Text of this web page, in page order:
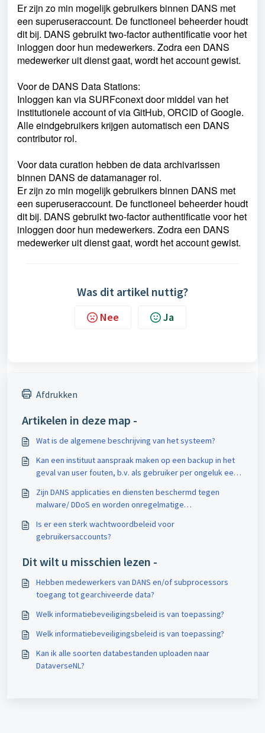
Er zijn zo min mogelijk gebruikers binnen DANS met
een superuseraccount. De functioneel beheerder houdt
dit bij. DANS gebruikt two-factor authentificatie voor het
inloggen door hun medewerkers. Zodra een DANS
medewerker uit dienst gaat, wordt het account gewist.
Voor de DANS Data Stations:
Inloggen kan via SURFconext door middel van het
institutionele account of via GitHub, ORCID of Google.
Alle eindgebruikers krijgen automatisch een DANS
contributor rol.
Voor data curation hebben de data archivarissen
binnen DANS de datamanager rol.
Er zijn zo min mogelijk gebruikers binnen DANS met
een superuseraccount. De functioneel beheerder houdt
dit bij. DANS gebruikt two-factor authentificatie voor het
inloggen door hun medewerkers. Zodra een DANS
medewerker uit dienst gaat, wordt het account gewist.
Was dit artikel nuttig?
Nee Ja
Afdrukken
Artikelen in deze map -
Wat is de algemene beschrijving van het systeem?
Kan een instituut aanspraak maken op een backup in het
geval van user fouten, b.v. als gebruiker per ongeluk een
Zijn DANS applicaties en diensten beschermd tegen
malware/ DDoS en worden onregelmatige
Is er een sterk wachtwoordbeleid voor
gebruikersaccounts?
Dit wilt u misschien lezen -
Hebben medewerkers van DANS en/of subprocessors
toegang tot gearchiveerde data?
Welk informatiebeveiligingsbeleid is van toepassing?
Welk informatiebeveiligingsbeleid is van toepassing?
Kan ik alle soorten databestanden uploaden naar
DataverseNL?